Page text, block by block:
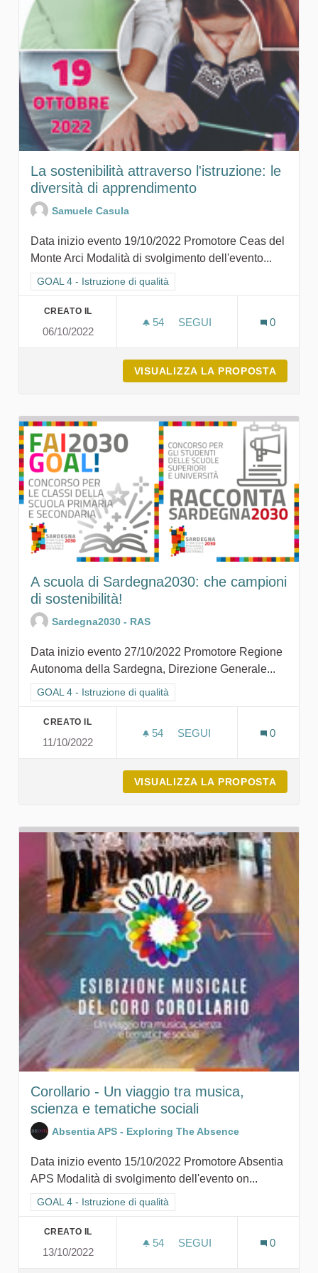
La sostenibilità attraverso l'istruzione: le
diversità di apprendimento
Samuele Casula
Data inizio evento 19/10/2022 Promotore Ceas del
Monte Arci Modalità di svolgimento dell'evento...
Filtra i risultati per categoria: GOAL 4 - Istruzione di qualità
GOAL 4 - Istruzione di qualità
CREATO IL
06/10/2022
54 54 SOSTENITORI
SEGUI
0
VISUALIZZA LA PROPOSTA
A scuola di Sardegna2030: che campioni
di sostenibilità!
Sardegna2030 - RAS
Data inizio evento 27/10/2022 Promotore Regione
Autonoma della Sardegna, Direzione Generale...
Filtra i risultati per categoria: GOAL 4 - Istruzione di qualità
GOAL 4 - Istruzione di qualità
CREATO IL
11/10/2022
54 54 SOSTENITORI
SEGUI
0
VISUALIZZA LA PROPOSTA
Corollario - Un viaggio tra musica,
scienza e tematiche sociali
Absentia APS - Exploring The Absence
Data inizio evento 15/10/2022 Promotore Absentia
APS Modalità di svolgimento dell'evento on...
Filtra i risultati per categoria: GOAL 4 - Istruzione di qualità
GOAL 4 - Istruzione di qualità
CREATO IL
13/10/2022
54 54 SOSTENITORI
SEGUI
0